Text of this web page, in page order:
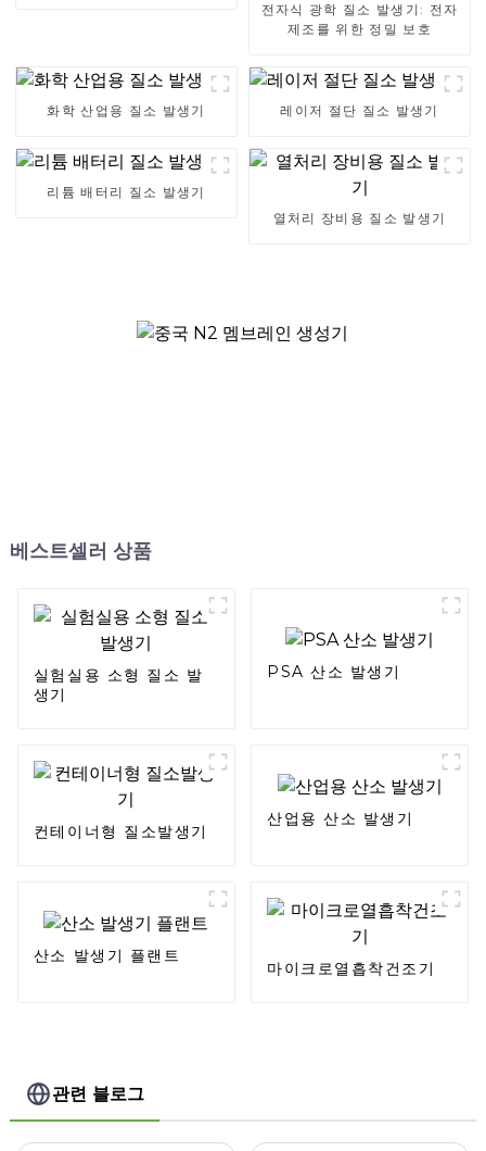
전자식 광학 질소 발생기: 전자
제조를 위한 정밀 보호
화학 산업용 질소 발생기 레이저 절단 질소 발생기
리튬 배터리 질소 발생기
열처리 장비용 질소 발생기
베스트셀러 상품
실험실용 소형 질소 발
생기
PSA 산소 발생기
컨테이너형 질소발생기
산업용 산소 발생기
산소 발생기 플랜트
마이크로열흡착건조기
관련 블로그